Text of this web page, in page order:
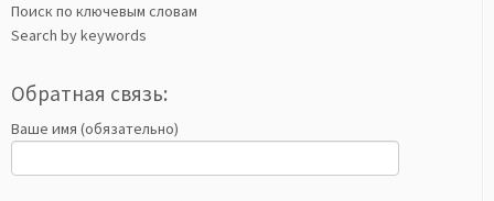
Поиск по ключевым словам
Search by keywords
Обратная связь:
Ваше имя (обязательно)